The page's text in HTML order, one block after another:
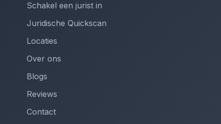
Schakel een jurist in
Juridische Quickscan
Locaties
Over ons
Blogs
Reviews
Contact